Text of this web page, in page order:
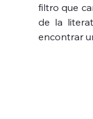
filtro que
de la
encontrar